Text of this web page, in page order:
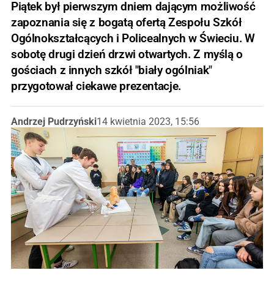
Piątek był pierwszym dniem dającym możliwość
zapoznania się z bogatą ofertą Zespołu Szkół
Ogólnokształcących i Policealnych w Świeciu. W
sobotę drugi dzień drzwi otwartych. Z myślą o
gościach z innych szkół "biały ogólniak"
przygotował ciekawe prezentacje.
Andrzej Pudrzyński14 kwietnia 2023, 15:56